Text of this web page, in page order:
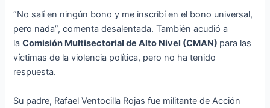
“No salí en ningún bono y me inscribí en el bono universal,
pero nada”, comenta desalentada. También acudió a
laComisión Multisectorial de Alto Nivel (CMAN) para las
víctimas de la violencia política, pero no ha tenido
respuesta.
Su padre, Rafael Ventocilla Rojas fue militante de Acción